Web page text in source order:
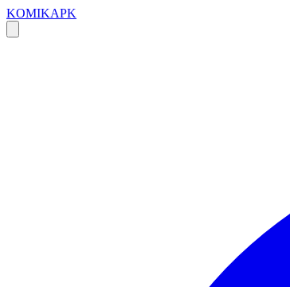
KOMIKAPK